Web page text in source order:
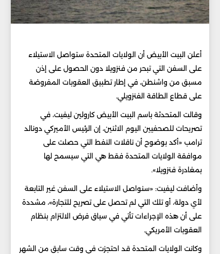
أعلن البيت الأبيض أن الولايات المتحدة ستواصل الاستيلاء
على السفن التي تبحر من فنزويلا دون الحصول على إذن
مسبق من واشنطن، في إطار تطبيق العقوبات المفروضة
على قطاع الطاقة الفنزويلي.
وقالت المتحدثة باسم البيت الأبيض كارولين ليفيت، في
تصريحات للصحفيين اليوم الاثنين، إن الرئيس الأميركي دونالد
ترامب «أكد بوضوح أن ناقلات النفط التي حصلت على
موافقة الولايات المتحدة فقط هي التي سيسمح لها
بمغادرة فنزويلا».
وأضافت ليفيت: «سنواصل الاستيلاء على السفن غير التابعة
لأي دولة، أو تلك التي لم تحصل على تصريح للتجارة»، مشددة
على أن هذه الإجراءات تأتي في سياق فرض الالتزام بنظام
العقوبات الأمريكي.
وكانت الولايات المتحدة قد احتجزت في وقت سابق من الشهر